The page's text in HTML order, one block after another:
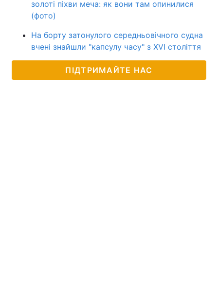
золоті піхви меча: як вони там опинилися
(фото)
На борту затонулого середньовічного судна
вчені знайшли "капсулу часу" з XVI століття
ПІДТРИМАЙТЕ НАС